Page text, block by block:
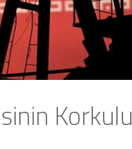
Korkulu